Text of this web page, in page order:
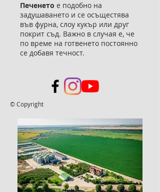
Печенето е подобно на
задушаването и се осъщестява
във фурна, слоу кукър или друг
покрит съд. Важно в случая е, че
по време на готвенето постоянно
се добавя течност.
© Copyright